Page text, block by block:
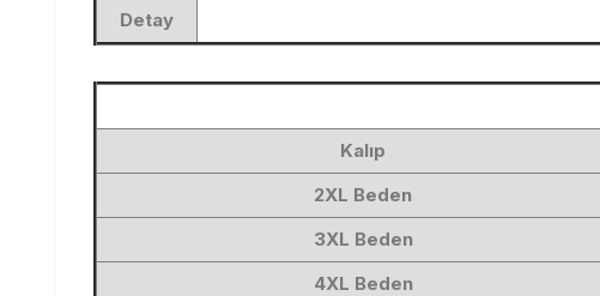
Detay
Kalıp
2XL Beden
3XL Beden
4XL Beden